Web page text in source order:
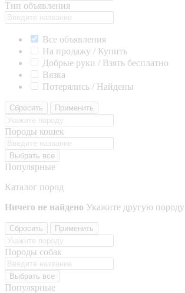
Тип объявления
Все объявления
На продажу / Купить
Добрые руки / Взять бесплатно
Вязка
Потерялись / Найдены
Сбросить Применить
Породы кошек
Выбрать все
Популярные
Каталог пород
Ничего не найдено Укажите другую породу
Сбросить Применить
Породы собак
Выбрать все
Популярные